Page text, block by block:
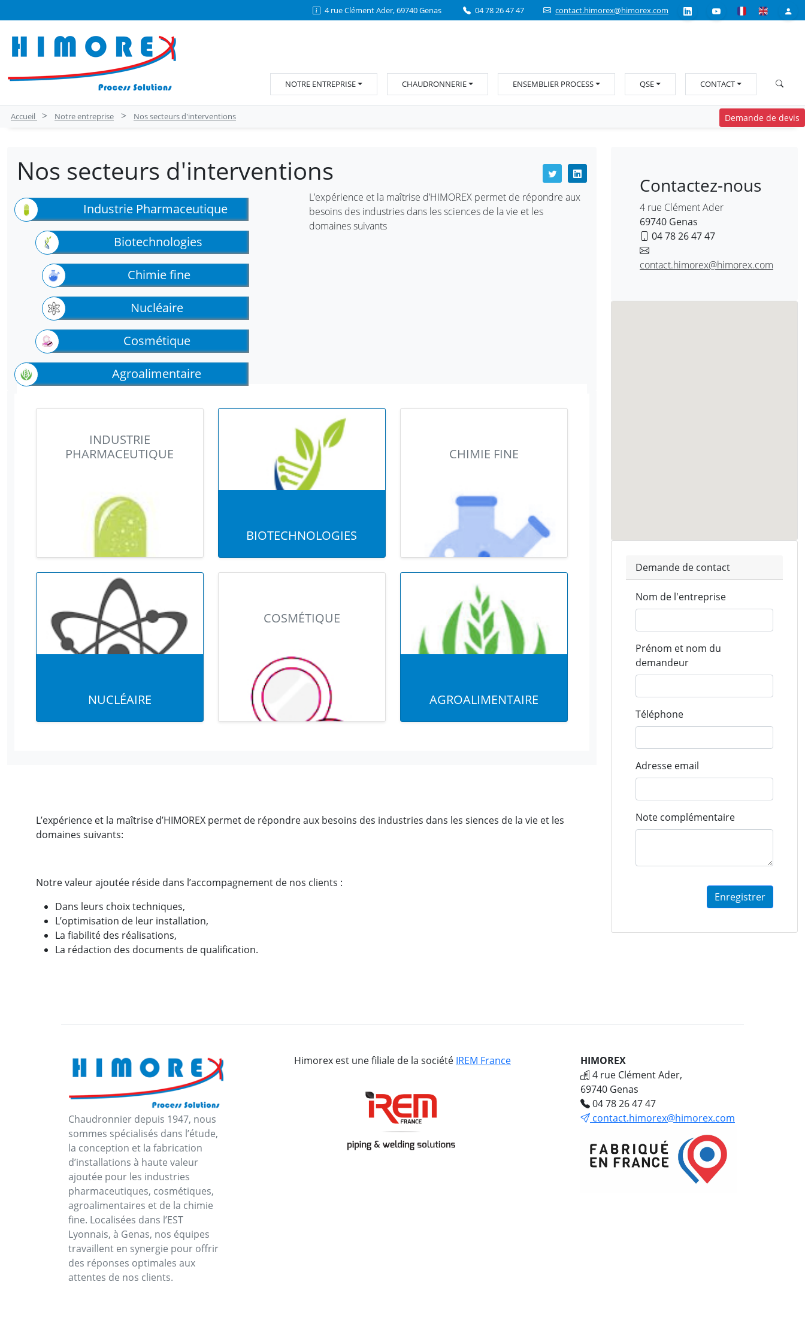
4 rue Clément Ader, 69740 Genas 04 78 26 47 47 contact.himorex@himorex.com
NOTRE ENTREPRISE CHAUDRONNERIE ENSEMBLIER PROCESS QSE CONTACT
Accueil > Notre entreprise > Nos secteurs d'interventions Demande de devis
Nos secteurs d'interventions
Industrie Pharmaceutique
Biotechnologies
Chimie fine
Nucléaire
Cosmétique
Agroalimentaire
L’expérience et la maîtrise d’HIMOREX permet de répondre aux
besoins des industries dans les sciences de la vie et les
domaines suivants
INDUSTRIE
PHARMACEUTIQUE
BIOTECHNOLOGIES
CHIMIE FINE
NUCLÉAIRE
COSMÉTIQUE
AGROALIMENTAIRE
L’expérience et la maîtrise d’HIMOREX permet de répondre aux besoins des industries dans les siences de la vie et les
domaines suivants:
Notre valeur ajoutée réside dans l’accompagnement de nos clients :
Dans leurs choix techniques,
L’optimisation de leur installation,
La fiabilité des réalisations,
La rédaction des documents de qualification.
Contactez-nous
4 rue Clément Ader
69740 Genas
04 78 26 47 47
contact.himorex@himorex.com
Demande de contact
Nom de l'entreprise
Prénom et nom du
demandeur
Téléphone
Adresse email
Note complémentaire
Enregistrer
Chaudronnier depuis 1947, nous
sommes spécialisés dans l’étude,
la conception et la fabrication
d’installations à haute valeur
ajoutée pour les industries
pharmaceutiques, cosmétiques,
agroalimentaires et de la chimie
fine. Localisées dans l’EST
Lyonnais, à Genas, nos équipes
travaillent en synergie pour offrir
des réponses optimales aux
attentes de nos clients.
Himorex est une filiale de la société IREM France
HIMOREX
4 rue Clément Ader,
69740 Genas
04 78 26 47 47
contact.himorex@himorex.com